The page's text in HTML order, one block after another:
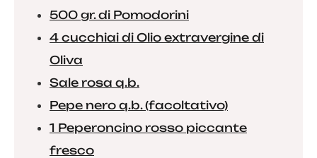
500 gr. di Pomodorini
4 cucchiai di Olio extravergine di
Oliva
Sale rosa q.b.
Pepe nero q.b. (facoltativo)
1 Peperoncino rosso piccante
fresco